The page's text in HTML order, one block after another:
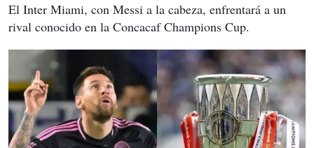
El Inter Miami, con Messi a la cabeza, enfrentará a un
rival conocido en la Concacaf Champions Cup.